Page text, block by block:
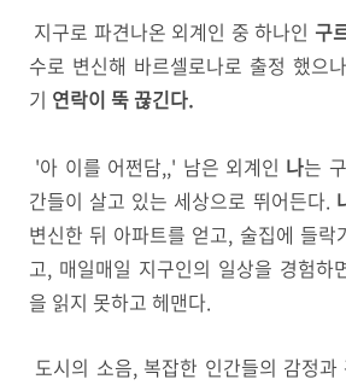
지구로 파견나온 외계인 중 하나인 구
수로 변신해 바르셀로나로 출정 했으
기 연락이 뚝 끊긴다.
'아 이를 어쩐담,,' 남은 외계인 나는
간들이 살고 있는 세상으로 뛰어든다.
변신한 뒤 아파트를 얻고, 술집에 들락
고, 매일매일 지구인의 일상을 경험하
을 읽지 못하고 헤맨다.
도시의 소음, 복잡한 인간들의 감정